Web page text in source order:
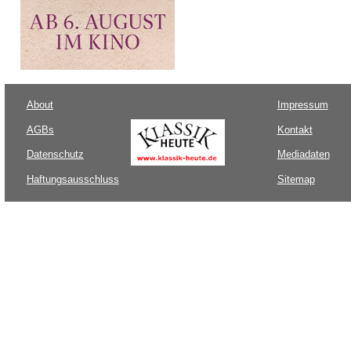
About
AGBs
Datenschutz
Haftungsausschluss
Impressum
Kontakt
Mediadaten
Sitemap